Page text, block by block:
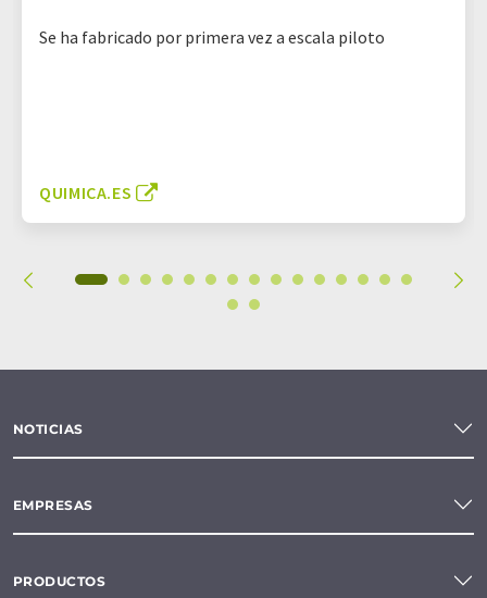
Se ha fabricado por primera vez a escala piloto
QUIMICA.ES
NOTICIAS
EMPRESAS
PRODUCTOS